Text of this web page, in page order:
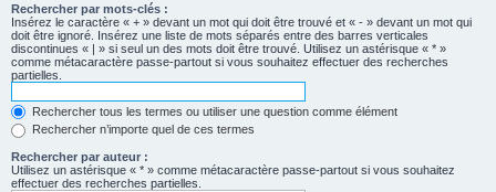
Rechercher par mots-clés :
Insérez le caractère « + » devant un mot qui doit être trouvé et « - » devant un mot qui
doit être ignoré. Insérez une liste de mots séparés entre des barres verticales
discontinues « | » si seul un des mots doit être trouvé. Utilisez un astérisque « * »
comme métacaractère passe-partout si vous souhaitez effectuer des recherches
partielles.
Rechercher tous les termes ou utiliser une question comme élément
Rechercher n’importe quel de ces termes
Rechercher par auteur :
Utilisez un astérisque « * » comme métacaractère passe-partout si vous souhaitez
effectuer des recherches partielles.